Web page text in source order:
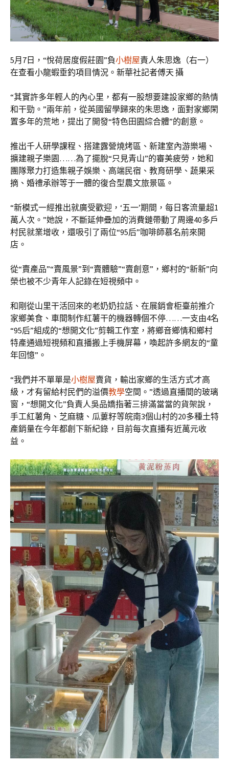
5月7日，“悅荷居度假莊園”負小樹屋責人朱思逸（右一）
在查看小龍蝦垂釣項目情況。新華社記者傅天 攝
“其實許多年輕人的內心里，都有一股想要建設家鄉的熱情
和干勁。”兩年前，從英國留學歸來的朱思逸，面對家鄉閑
置多年的荒地，提出了開發“特色田園綜合體”的創意。
推出千人研學課程、搭建露營燒烤區、新建室內游樂場、
擴建親子樂園……為了擺脫“只見青山”的審美疲勞，她和
團隊聚力打造集親子娛樂、高端民宿、教育研學、蔬果采
摘、婚禮承辦等于一體的復合型農文旅景區。
“新模式一經推出就廣受歡迎，‘五一’期間，每日客流量超1
萬人次。”她說，不斷延伸疊加的消費鏈帶動了周邊40多戶
村民就業增收，還吸引了兩位“95后”咖啡師慕名前來開
店。
從“賣產品”“賣風景”到“賣體驗”“賣創意”，鄉村的“新新”向
榮也被不少青年人記錄在短視頻中。
和剛從山里干活回來的老奶奶拉話、在展銷會柜臺前推介
家鄉美食、車間制作紅薯干的機器轉個不停……一支由4名
“95后”組成的“想開文化”剪輯工作室，將鄉音鄉情和鄉村
特產通過短視頻和直播搬上手機屏幕，喚起許多網友的“童
年回憶”。
“我們并不單單是小樹屋賣貨，輸出家鄉的生活方式才高
級，才有留給村民們的溢價教學空間。”透過直播間的玻璃
窗，“想開文化”負責人吳品嬌指著三排滿當當的貨架說，
手工紅薯角、芝麻糖、瓜蔞籽等皖南3個山村的20多種土特
產銷量在今年都創下新紀錄，目前每次直播有近萬元收
益。